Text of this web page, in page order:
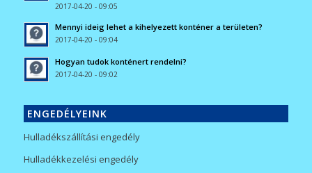
2017-04-20 - 09:05
Mennyi ideig lehet a kihelyezett konténer a területen?
2017-04-20 - 09:04
Hogyan tudok konténert rendelni?
2017-04-20 - 09:02
ENGEDÉLYEINK
Hulladékszállítási engedély
Hulladékkezelési engedély